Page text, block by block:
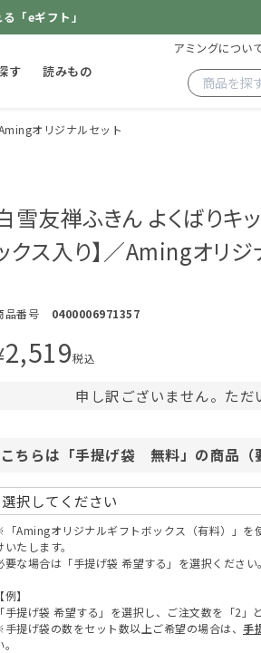
「eギフト」
す 読みもの
アミングについ
オリジナルセット
雪友禅ふきん よくばりキ
クス入り】／Amingオリジ
品番号 0400006971357
2,519税込
申し訳ございません。ただ
こちらは「手提げ袋 無料」の商品（
Amingオリジナルギフトボックス（有料）」を
いたします。
要な場合は「手提げ袋 希望する」を選択ください。
【例】
「手提げ袋 希望する」を選択し、ご注文数を「2」
提げ袋の数をセット数以上ご希望の場合は、 手